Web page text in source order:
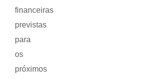
financeiras
previstas
para
os
próximos